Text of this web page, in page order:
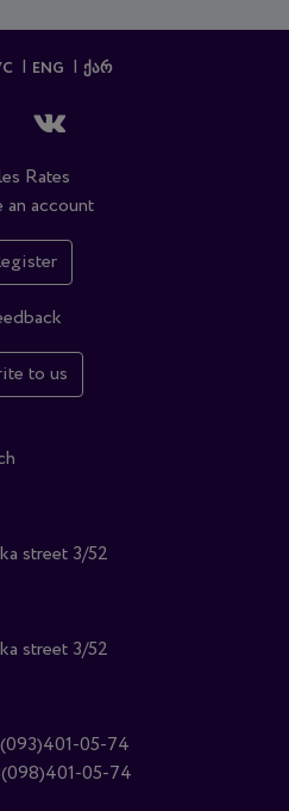
ENG ᲥᲐᲠ
Rates
an account
to us
street 3/52
street 3/52
05-74
05-74